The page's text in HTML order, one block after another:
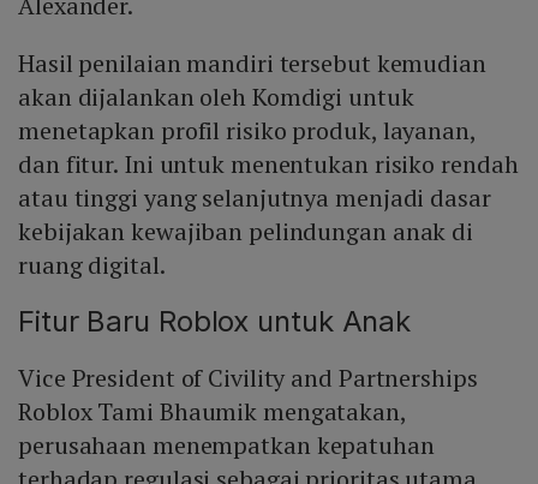
Hasil penilaian mandiri tersebut kemudian
akan dijalankan oleh Komdigi untuk
menetapkan profil risiko produk, layanan,
dan fitur. Ini untuk menentukan risiko rendah
atau tinggi yang selanjutnya menjadi dasar
kebijakan kewajiban pelindungan anak di
ruang digital.
Fitur Baru Roblox untuk Anak
Vice President of Civility and Partnerships
Roblox Tami Bhaumik mengatakan,
perusahaan menempatkan kepatuhan